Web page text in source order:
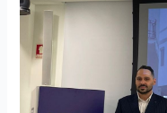
Verde
and
MUDA